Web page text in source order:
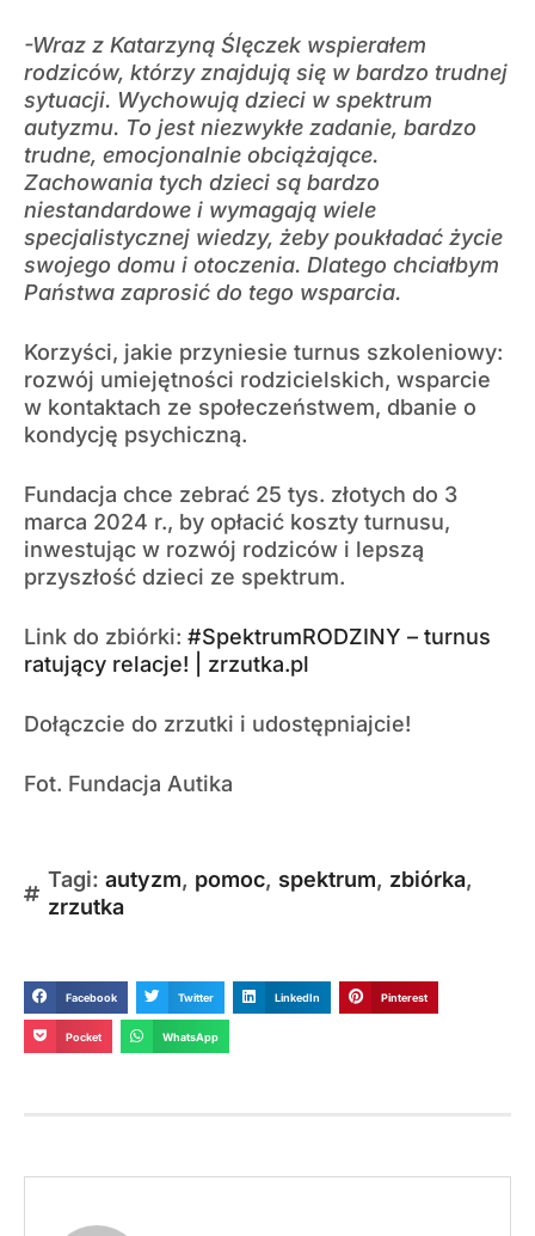
-Wraz z Katarzyną Ślęczek wspierałem
rodziców, którzy znajdują się w bardzo trudnej
sytuacji. Wychowują dzieci w spektrum
autyzmu. To jest niezwykłe zadanie, bardzo
trudne, emocjonalnie obciążające.
Zachowania tych dzieci są bardzo
niestandardowe i wymagają wiele
specjalistycznej wiedzy, żeby poukładać życie
swojego domu i otoczenia. Dlatego chciałbym
Państwa zaprosić do tego wsparcia.
Korzyści, jakie przyniesie turnus szkoleniowy:
rozwój umiejętności rodzicielskich, wsparcie
w kontaktach ze społeczeństwem, dbanie o
kondycję psychiczną.
Fundacja chce zebrać 25 tys. złotych do 3
marca 2024 r., by opłacić koszty turnusu,
inwestując w rozwój rodziców i lepszą
przyszłość dzieci ze spektrum.
Link do zbiórki: #SpektrumRODZINY – turnus
ratujący relacje! | zrzutka.pl
Dołączcie do zrzutki i udostępniajcie!
Fot. Fundacja Autika
Tagi: autyzm, pomoc, spektrum, zbiórka,
zrzutka
Facebook Twitter LinkedIn Pinterest
Pocket WhatsApp